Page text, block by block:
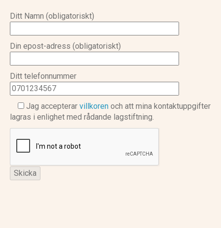
Ditt Namn (obligatoriskt)
Din epost-adress (obligatoriskt)
Ditt telefonnummer
Jag accepterar villkoren och att mina kontaktuppgifter
lagras i enlighet med rådande lagstiftning.